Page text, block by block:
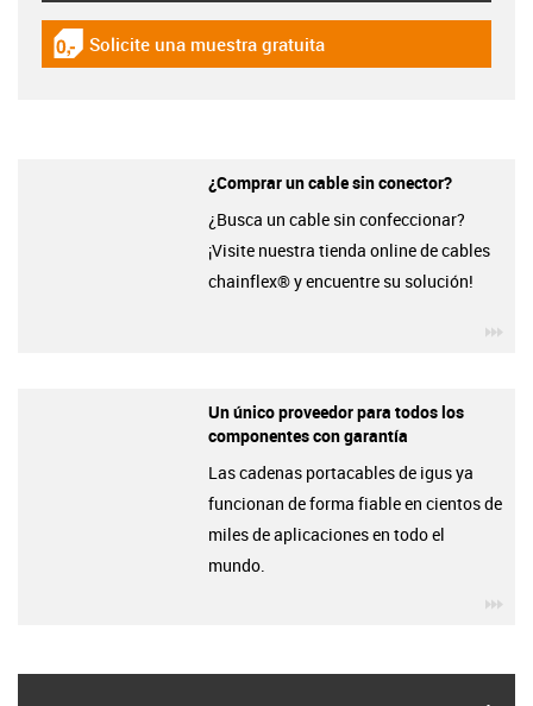
igus-icon-gratismuster
Solicite una muestra gratuita
¿Comprar un cable sin conector?
¿Busca un cable sin confeccionar?
¡Visite nuestra tienda online de cables
chainflex® y encuentre su solución!
Un único proveedor para todos los
componentes con garantía
Las cadenas portacables de igus ya
funcionan de forma fiable en cientos de
miles de aplicaciones en todo el
mundo.